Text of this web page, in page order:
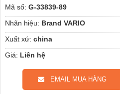
Mã số: G-33839-89
Nhãn hiệu: Brand VARIO
Xuất xứ: china
Giá: Liên hệ
EMAIL MUA HÀNG